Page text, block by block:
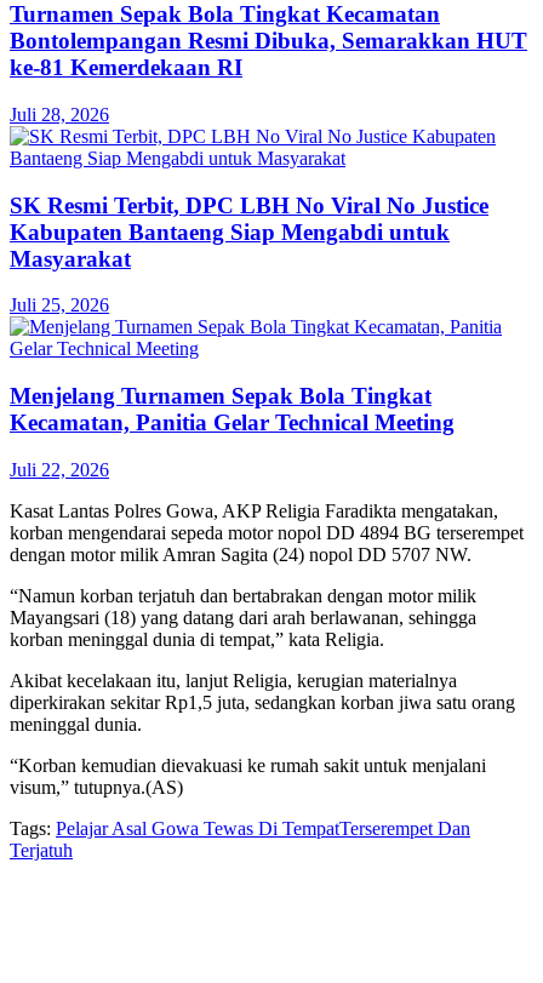
Turnamen Sepak Bola Tingkat Kecamatan
Bontolempangan Resmi Dibuka, Semarakkan HUT
ke-81 Kemerdekaan RI
Juli 28, 2026
SK Resmi Terbit, DPC LBH No Viral No Justice
Kabupaten Bantaeng Siap Mengabdi untuk
Masyarakat
Juli 25, 2026
Menjelang Turnamen Sepak Bola Tingkat
Kecamatan, Panitia Gelar Technical Meeting
Juli 22, 2026
Kasat Lantas Polres Gowa, AKP Religia Faradikta mengatakan,
korban mengendarai sepeda motor nopol DD 4894 BG terserempet
dengan motor milik Amran Sagita (24) nopol DD 5707 NW.
“Namun korban terjatuh dan bertabrakan dengan motor milik
Mayangsari (18) yang datang dari arah berlawanan, sehingga
korban meninggal dunia di tempat,” kata Religia.
Akibat kecelakaan itu, lanjut Religia, kerugian materialnya
diperkirakan sekitar Rp1,5 juta, sedangkan korban jiwa satu orang
meninggal dunia.
“Korban kemudian dievakuasi ke rumah sakit untuk menjalani
visum,” tutupnya.(AS)
Tags: Pelajar Asal Gowa Tewas Di TempatTerserempet Dan
Terjatuh